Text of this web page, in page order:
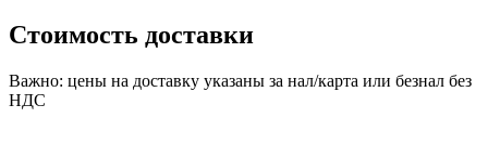
Стоимость доставки
Важно: цены на доставку указаны за нал/карта или безнал без
НДС